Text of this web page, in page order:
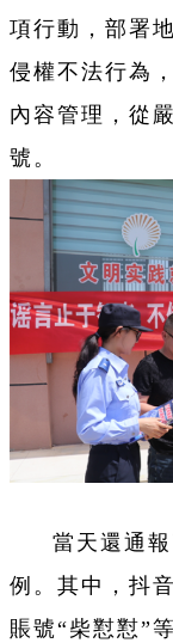
項行動，部署
侵權不法行為
內容管理，從
號。
當天還通
例。其中，抖
賬號“柴懟懟”